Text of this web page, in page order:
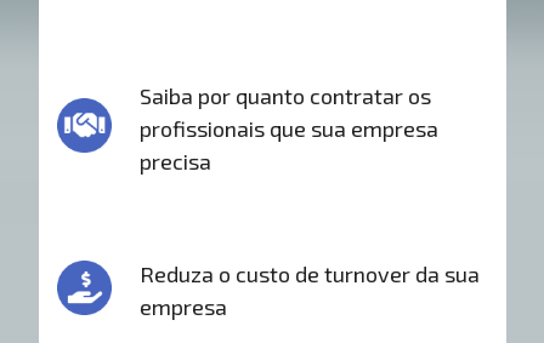
Saiba por quanto contratar os
profissionais que sua empresa
precisa
Reduza o custo de turnover da sua
empresa